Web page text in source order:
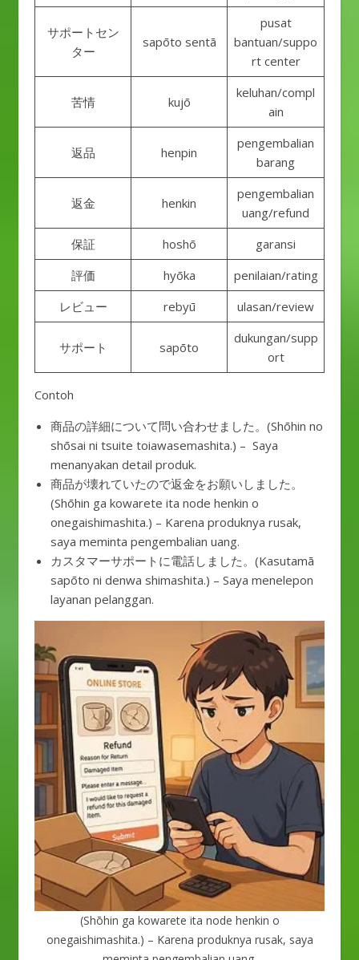
サポートセン
ター
sapōto sentā
pusat
bantuan/suppo
rt center
苦情 kujō
keluhan/compl
ain
返品 henpin
pengembalian
barang
返金 henkin
pengembalian
uang/refund
保証
hoshō
garansi
評価
hyōka
penilaian/rating
レビュー
rebyū ulasan/review
サポート sapōto
dukungan/supp
ort
Contoh
商品の詳細について問い合わせました。(Shōhin no
shōsai ni tsuite toiawasemashita.) – Saya
menanyakan detail produk.
商品が壊れていたので返金をお願いしました。
(Shōhin ga kowarete ita node henkin o
onegaishimashita.) – Karena produknya rusak,
saya meminta pengembalian uang.
カスタマーサポートに電話しました。(Kasutamā
sapōto ni denwa shimashita.) – Saya menelepon
layanan pelanggan.
(Shōhin ga kowarete ita node henkin o
onegaishimashita.) – Karena produknya rusak, saya